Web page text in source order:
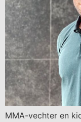
MMA-vechter en